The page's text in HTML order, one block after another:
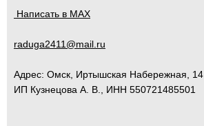
Написать в MAX
raduga2411@mail.ru
Адрес: Омск Иртышская Набережная, 14
ИП Кузнецова А. В., ИНН 550721485501